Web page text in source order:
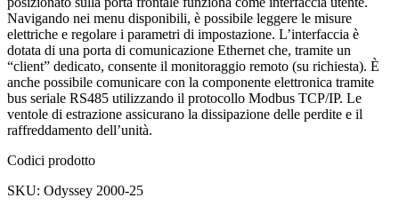
Navigando nei menu disponibili, è possibile leggere le misure
elettriche e regolare i parametri di impostazione. L’interfaccia è
dotata di una porta di comunicazione Ethernet che, tramite un
“client” dedicato, consente il monitoraggio remoto (su richiesta). È
anche possibile comunicare con la componente elettronica tramite
bus seriale RS485 utilizzando il protocollo Modbus TCP/IP. Le
ventole di estrazione assicurano la dissipazione delle perdite e il
raffreddamento dell’unità.
Codici prodotto
SKU: Odyssey 2000-25